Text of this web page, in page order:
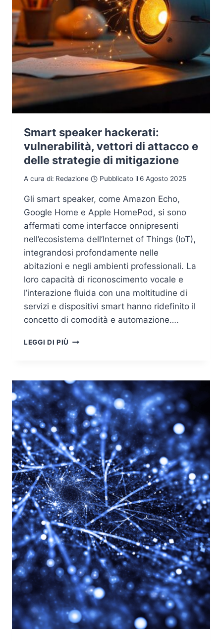
Smart speaker hackerati:
vulnerabilità, vettori di attacco e
delle strategie di mitigazione
A cura di: Redazione Pubblicato il 6 Agosto 2025
Gli smart speaker, come Amazon Echo,
Google Home e Apple HomePod, si sono
affermati come interfacce onnipresenti
nell’ecosistema dell’Internet of Things (IoT),
integrandosi profondamente nelle
abitazioni e negli ambienti professionali. La
loro capacità di riconoscimento vocale e
l’interazione fluida con una moltitudine di
servizi e dispositivi smart hanno ridefinito il
concetto di comodità e automazione….
LEGGI DI PIÙ SMART
VETTORI
DI
ATTACCO
E
DELLE
STRATEGIE
DI
MITIGAZIONE